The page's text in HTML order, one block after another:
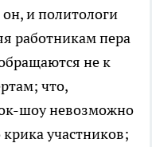
и политологи
работникам пера
не к
что,
шоу невозможно
участников;